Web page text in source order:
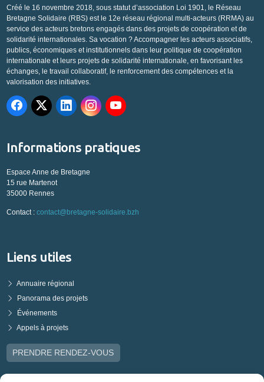
Créé le 16 novembre 2018, sous statut d’association Loi 1901, le Réseau
Bretagne Solidaire (RBS) est le 12e réseau régional multi-acteurs (RRMA) au
service des acteurs bretons engagés dans des projets de coopération et de
solidarité internationales. Sa vocation ? Accompagner les acteurs associatifs,
publics, économiques et institutionnels dans leur politique de coopération
internationale et leurs projets de solidarité internationale, en favorisant les
échanges, le travail collaboratif, le renforcement des compétences et la
valorisation des initiatives.
Informations pratiques
Espace Anne de Bretagne
15 rue Martenot
35000 Rennes
Contact : contact@bretagne-solidaire.bzh
Liens utiles
Annuaire régional
Panorama des projets
Événements
Appels à projets
PRENDRE RENDEZ-VOUS